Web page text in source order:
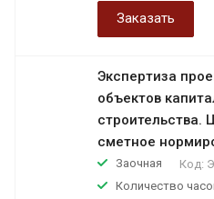
Заказать
Экспертиза
объектов
строительства.
сметное
Заочная Код:
Количество